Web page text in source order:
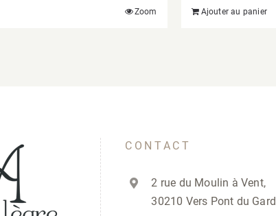
Zoom Ajouter au panier
CONTACT
2 rue du Moulin à Vent,
30210 Vers Pont du Gard